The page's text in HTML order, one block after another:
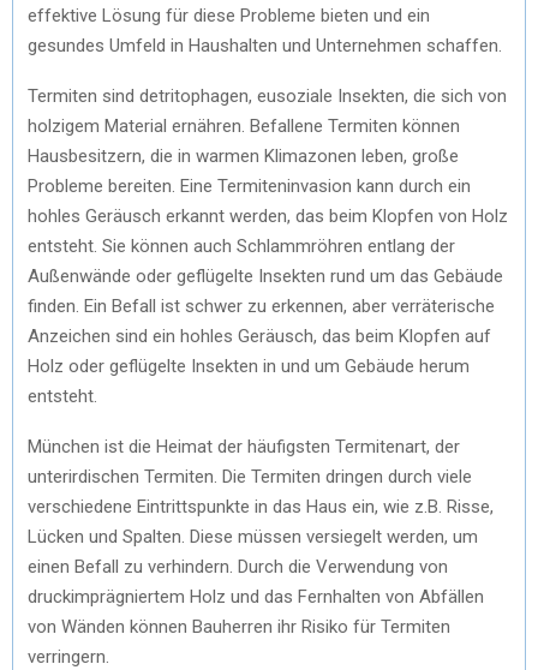
effektive Lösung für diese Probleme bieten und ein
gesundes Umfeld in Haushalten und Unternehmen schaffen.
Termiten sind detritophagen, eusoziale Insekten, die sich von
holzigem Material ernähren. Befallene Termiten können
Hausbesitzern, die in warmen Klimazonen leben, große
Probleme bereiten. Eine Termiteninvasion kann durch ein
hohles Geräusch erkannt werden, das beim Klopfen von Holz
entsteht. Sie können auch Schlammröhren entlang der
Außenwände oder geflügelte Insekten rund um das Gebäude
finden. Ein Befall ist schwer zu erkennen, aber verräterische
Anzeichen sind ein hohles Geräusch, das beim Klopfen auf
Holz oder geflügelte Insekten in und um Gebäude herum
entsteht.
München ist die Heimat der häufigsten Termitenart, der
unterirdischen Termiten. Die Termiten dringen durch viele
verschiedene Eintrittspunkte in das Haus ein, wie z.B. Risse,
Lücken und Spalten. Diese müssen versiegelt werden, um
einen Befall zu verhindern. Durch die Verwendung von
druckimprägniertem Holz und das Fernhalten von Abfällen
von Wänden können Bauherren ihr Risiko für Termiten
verringern.